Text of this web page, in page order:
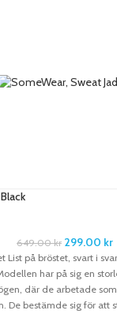
i Smögen, där
som gillar festivallivet
tillverkade för att vara
649.00kr 299.00 kr
List på bröstet, svart i
har på sig en
där de arbetade
De bestämde sig för att